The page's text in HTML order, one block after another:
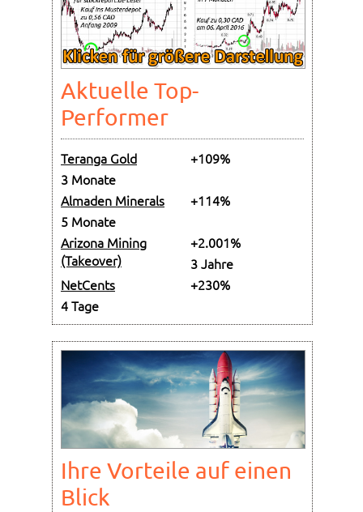
Aktuelle Top-
Performer
Teranga Gold
+109%
3 Monate
Almaden Minerals
+114%
5 Monate
Arizona Mining
(Takeover)
+2.001%
3 Jahre
NetCents
+230%
4 Tage
Ihre Vorteile auf einen
Blick